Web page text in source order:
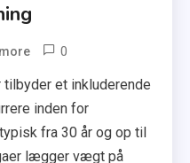
0
et inkluderende
inden for
fra 30 år og op til
lægger vægt på